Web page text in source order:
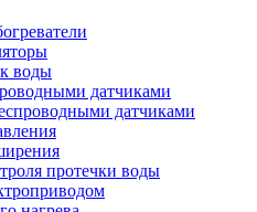
воды
датчиками
датчиками
протечки воды